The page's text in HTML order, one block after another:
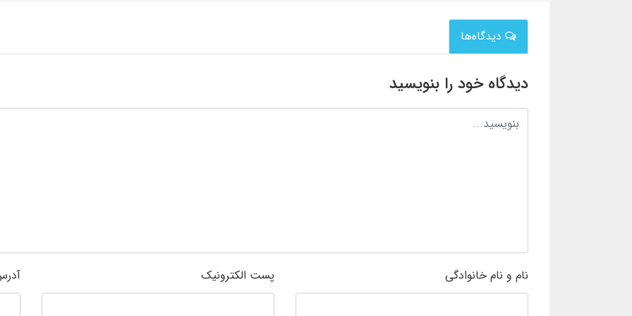
دیدگاه‌ها
دیدگاه خود را بنویسید
نام و نام خانوادگی پست الکترونیک